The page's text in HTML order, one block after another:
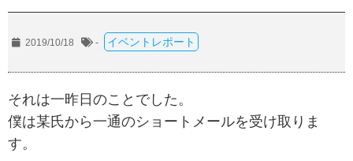
2019/10/18 - イベントレポート
それは一昨日のことでした。
僕は某氏から一通のショートメールを受け取りま
す。